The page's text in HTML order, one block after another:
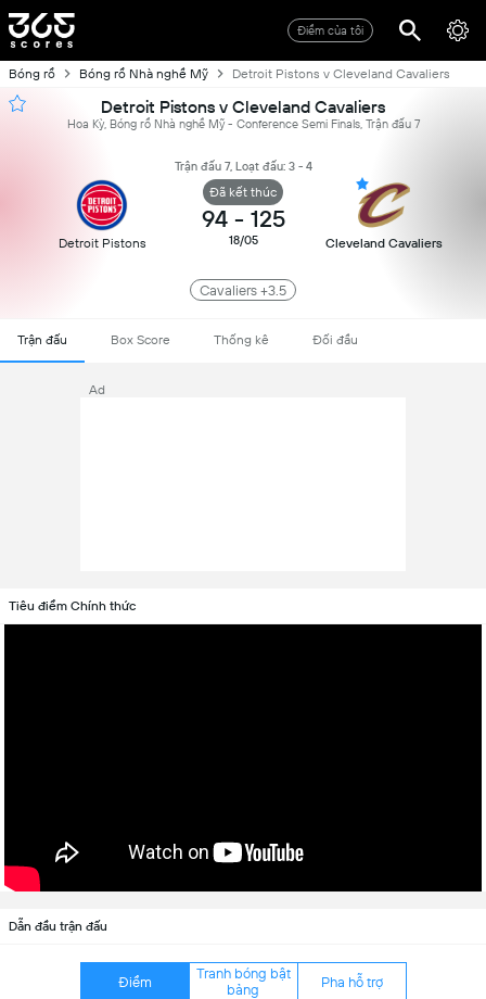
Điểm của tôi
Bóng rổ Bóng rổ Nhà nghề Mỹ Detroit Pistons v Cleveland Cavaliers
Detroit Pistons v Cleveland Cavaliers
Hoa Kỳ, Bóng rổ Nhà nghề Mỹ - Conference Semi Finals, Trận đấu 7
Trận đấu 7, Loạt đấu: 3 - 4
Detroit Pistons
Đã kết thúc
94 - 125
18/05 Cleveland Cavaliers
Cavaliers +3.5
Trận đấu Box Score Thống kê Đối đầu
Ad
Tiêu điểm Chính thức
Dẫn đầu trận đấu
Điểm
Tranh bóng bật
bảng
Pha hỗ trợ